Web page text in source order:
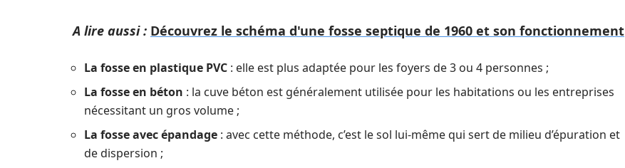
A lire aussi : Découvrez le schéma d'une fosse septique de 1960 et son fonctionnement
La fosse en plastique PVC : elle est plus adaptée pour les foyers de 3 ou 4 personnes ;
La fosse en béton : la cuve béton est généralement utilisée pour les habitations ou les entreprises
nécessitant un gros volume ;
La fosse avec épandage : avec cette méthode, c’est le sol lui-même qui sert de milieu d’épuration et
de dispersion ;